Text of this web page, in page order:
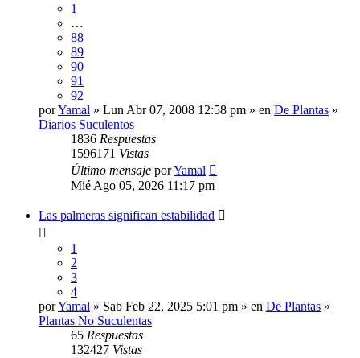
1
…
88
89
90
91
92
porYamal » Lun Abr 07, 2008 12:58 pm » en De Plantas »
Diarios Suculentos
1836 Respuestas
1596171 Vistas
Último mensaje porYamal
Mié Ago 05, 2026 11:17 pm
Las palmeras significan estabilidad
1
2
3
4
porYamal » Sab Feb 22, 2025 5:01 pm » en De Plantas »
Plantas No Suculentas
65 Respuestas
132427 Vistas